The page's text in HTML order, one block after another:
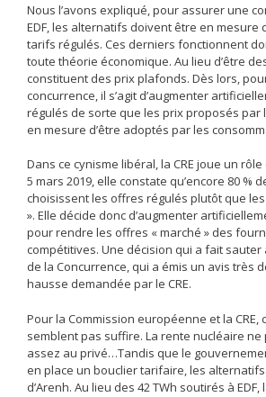
Nous l’avons expliqué, pour assurer une
EDF, les alternatifs doivent être en mesure
tarifs régulés. Ces derniers fonctionnent
toute théorie économique. Au lieu d’être
constituent des prix plafonds. Dès lors,
concurrence, il s’agit d’augmenter
régulés de sorte que les prix proposés
en mesure d’être adoptés par les
Dans ce cynisme libéral, la CRE joue un
5 mars 2019, elle constate qu’encore 80 %
choisissent les offres régulés plutôt que
». Elle décide donc d’augmenter
pour rendre les offres « marché » des
compétitives. Une décision qui a fait sauter
de la Concurrence, qui a émis un avis très
hausse demandée par le CRE.
Pour la Commission européenne et la CRE,
semblent pas suffire. La rente nucléaire
assez au privé…Tandis que le
en place un bouclier tarifaire, les
d’Arenh. Au lieu des 42 TWh soutirés à EDF,